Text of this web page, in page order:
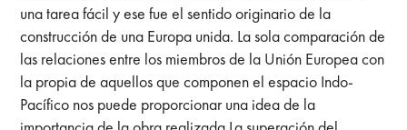
una tarea fácil y ese fue el sentido originario de la
construcción de una Europa unida. La sola comparación de
las relaciones entre los miembros de la Unión Europea con
la propia de aquellos que componen el espacio Indo-
Pacífico nos puede proporcionar una idea de la